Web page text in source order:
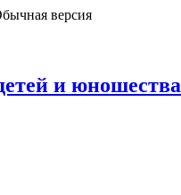
версия
и юношества